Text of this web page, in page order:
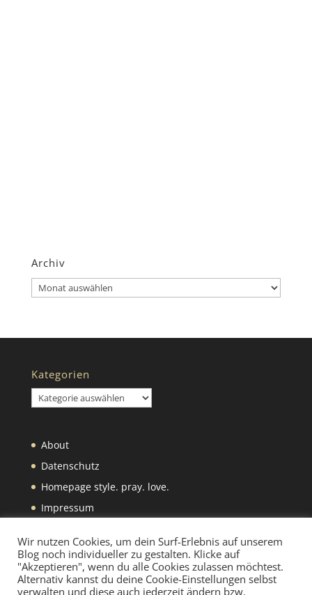
Archiv
Archiv
Kategorien
Kategorien
About
Datenschutz
Homepage style. pray. love.
Impressum
Wir nutzen Cookies, um dein Surf-Erlebnis auf unserem
Blog noch individueller zu gestalten. Klicke auf
"Akzeptieren", wenn du alle Cookies zulassen möchtest.
Alternativ kannst du deine Cookie-Einstellungen selbst
verwalten und diese auch jederzeit ändern bzw.